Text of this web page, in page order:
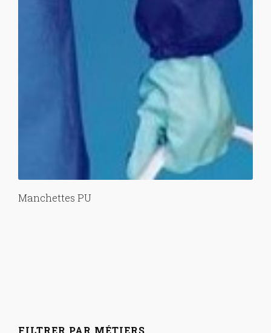
Manchettes PU
FILTRER PAR MÉTIERS